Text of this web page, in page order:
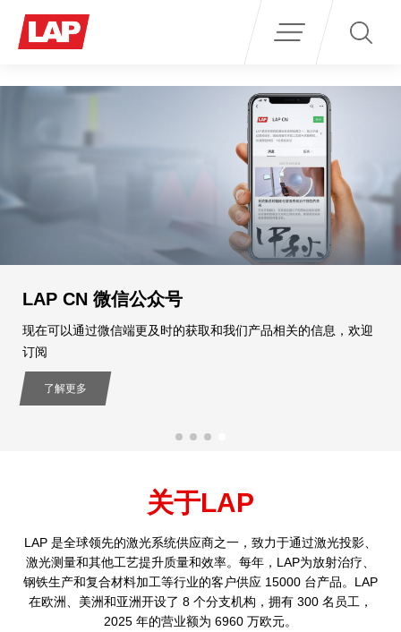
LAP CN 微信公众号
现在可以通过微信端更及时的获取和我们产品相关的信息，欢迎
订阅
了解更多
关于LAP
LAP 是全球领先的激光系统供应商之一，致力于通过激光投影、
激光测量和其他工艺提升质量和效率。每年，LAP为放射治疗、
钢铁生产和复合材料加工等行业的客户供应 15000 台产品。LAP
在欧洲、美洲和亚洲开设了 8 个分支机构，拥有 300 名员工，
2025 年的营业额为 6960 万欧元。